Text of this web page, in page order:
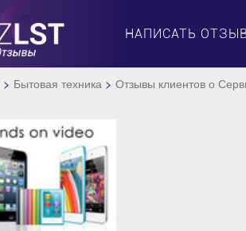
НАПИСАТЬ
Бытовая техника Отзывы клиентов о